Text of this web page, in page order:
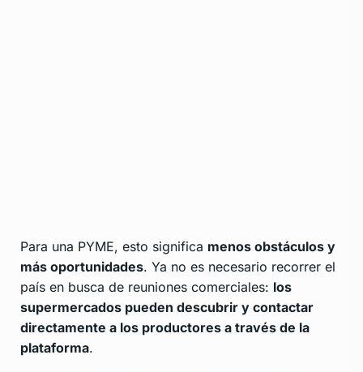
Para una PYME, esto significa menos obstáculos y
más oportunidades. Ya no es necesario recorrer el
país en busca de reuniones comerciales: los
supermercados pueden descubrir y contactar
directamente a los productores a través de la
plataforma.